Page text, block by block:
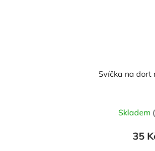
Svíčka na dort
Skladem
35